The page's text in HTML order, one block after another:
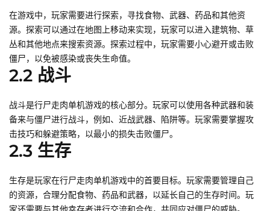
在游戏中，玩家需要进行探索，寻找食物、武器、药品和其他资
源。探索可以通过在地图上移动来实现，玩家可以进入建筑物、草
丛和其他地点来搜索资源。探索过程中，玩家需要小心避开或击败
僵尸，以免被感染或丧失生命值。
2.2 战斗
战斗是行尸走肉单机游戏的核心部分。玩家可以使用各种武器和装
备来与僵尸进行战斗，例如、近战武器、陷阱等。玩家需要掌握攻
击技巧和躲避策略，以最小的损失击败僵尸。
2.3 生存
生存是玩家在行尸走肉单机游戏中的首要目标。玩家需要管理自己
的资源，合理分配食物、药品和武器，以延长自己的生存时间。玩